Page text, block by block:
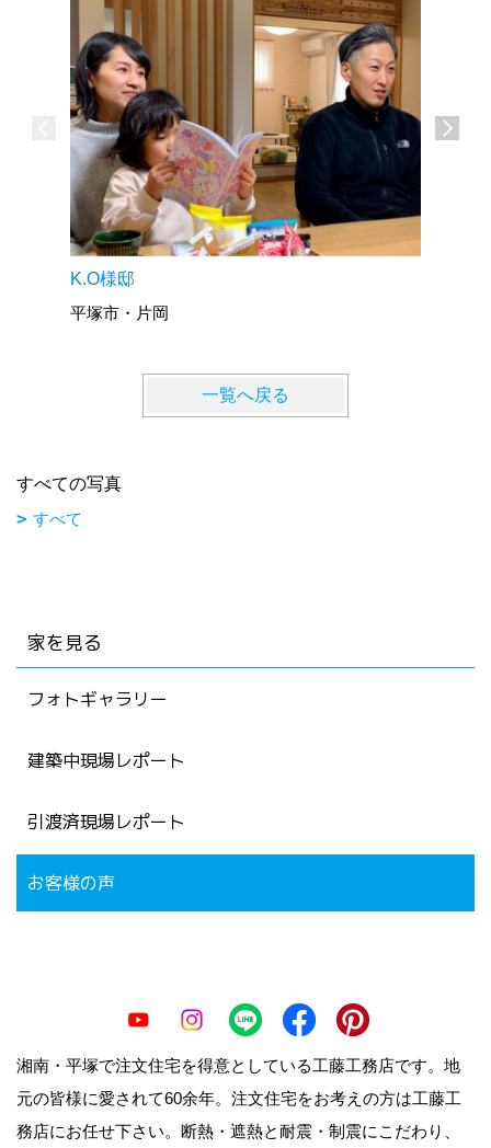
K.O様邸
平塚市・片岡
一覧へ戻る
すべての写真
すべて
家を見る
フォトギャラリー
建築中現場レポート
引渡済現場レポート
お客様の声
湘南・平塚で注文住宅を得意としている工藤工務店です。地
元の皆様に愛されて60余年。注文住宅をお考えの方は工藤工
務店にお任せ下さい。断熱・遮熱と耐震・制震にこだわり、